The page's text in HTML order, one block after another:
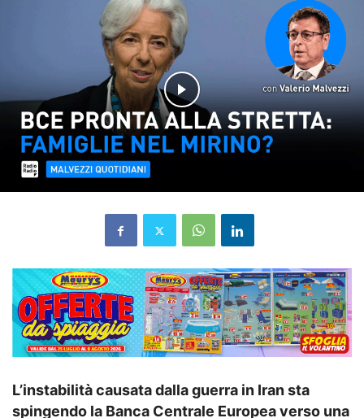
L’instabilità causata dalla guerra in Iran sta
spingendo la Banca Centrale Europea verso una